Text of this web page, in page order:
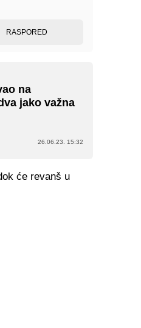
RASPORED
na
jako važna
26.06.23. 15:32
će revanš u